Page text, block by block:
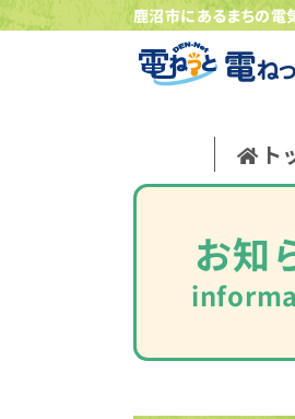
鹿沼市にあるまちの電
ト
お知